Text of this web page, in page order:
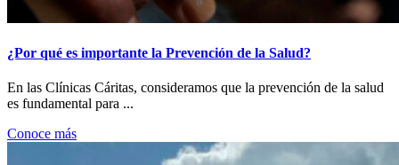
¿Por qué es importante la Prevención de la Salud?
En las Clínicas Cáritas, consideramos que la prevención de la salud
es fundamental para ...
Conoce más